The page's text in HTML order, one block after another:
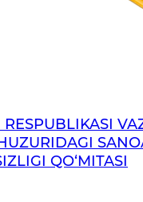
QO‘MITASI